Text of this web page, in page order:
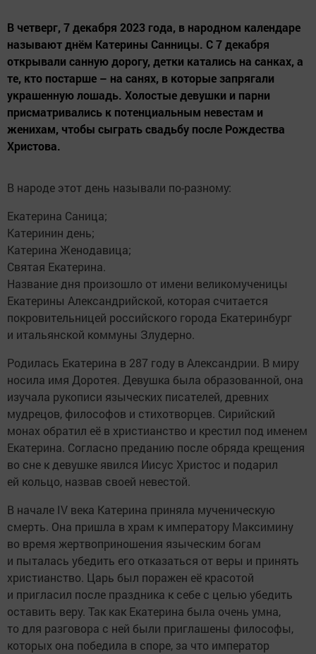
В четверг, 7 декабря 2023 года, в народном календаре
называют днём Катерины Санницы. С 7 декабря
открывали санную дорогу, детки катались на санках, а
те, кто постарше – на санях, в которые запрягали
украшенную лошадь. Холостые девушки и парни
присматривались к потенциальным невестам и
женихам, чтобы сыграть свадьбу после Рождества
Христова.
В народе этот день называли по-разному:
Екатерина Саница;
Катеринин день;
Катерина Женодавица;
Святая Екатерина.
Название дня произошло от имени великомученицы
Екатерины Александрийской, которая считается
покровительницей российского города Екатеринбург
и итальянской коммуны Злудерно.
Родилась Екатерина в 287 году в Александрии. В миру
носила имя Доротея. Девушка была образованной, она
изучала рукописи языческих писателей, древних
мудрецов, философов и стихотворцев. Сирийский
монах обратил её в христианство и крестил под именем
Екатерина. Согласно преданию после обряда крещения
во сне к девушке явился Иисус Христос и подарил
ей кольцо, назвав своей невестой.
В начале IV века Катерина приняла мученическую
смерть. Она пришла в храм к императору Максимину
во время жертвоприношения языческим богам
и пыталась убедить его отказаться от веры и принять
христианство. Царь был поражен её красотой
и пригласил после праздника к себе с целью убедить
оставить веру. Так как Екатерина была очень умна,
то для разговора с ней были приглашены философы,
которых она победила в споре, за что император